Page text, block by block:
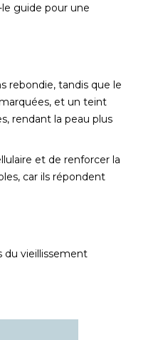
guide pour une
rebondie, tandis que le
et un teint
rendant la peau plus
et de renforcer la
car ils répondent
du vieillissement